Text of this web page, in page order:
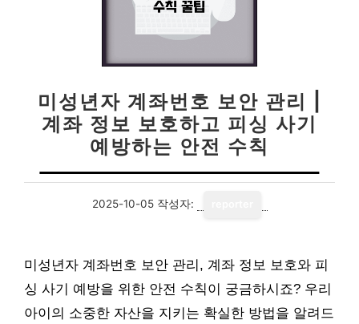
미성년자 계좌번호 보안 관리 |
계좌 정보 보호하고 피싱 사기
예방하는 안전 수칙
2025-10-05 작성자:
미성년자 계좌번호 보안 관리, 계좌 정보 보호와 피
싱 사기 예방을 위한 안전 수칙이 궁금하시죠? 우리
아이의 소중한 자산을 지키는 확실한 방법을 알려드